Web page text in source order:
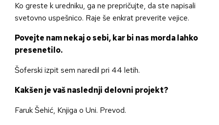
Ko greste k uredniku, ga ne prepričujte, da ste napisali
svetovno uspešnico. Raje še enkrat preverite vejice.
Povejte nam nekaj o sebi, kar bi nas morda lahko
presenetilo.
Šoferski izpit sem naredil pri 44 letih.
Kakšen je vaš naslednji delovni projekt?
Faruk Šehić, Knjiga o Uni. Prevod.